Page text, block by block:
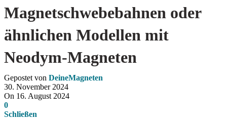
Magnetschwebebahnen oder
ähnlichen Modellen mit
Neodym-Magneten
Gepostet von DeineMagneten
30. November 2024
On 16. August 2024
0
Schließen